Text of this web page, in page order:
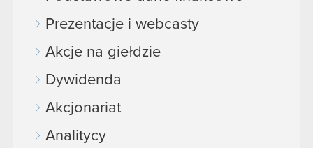
Prezentacje i webcasty
Akcje na giełdzie
Dywidenda
Akcjonariat
Analitycy